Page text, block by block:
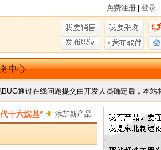
免费注册 登录
中心
通过在线问题提交由开发人员确定后，本站
十六烷基* 添加新产品